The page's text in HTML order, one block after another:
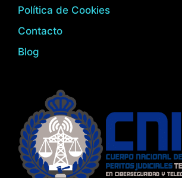
Política de Cookies
Contacto
Blog